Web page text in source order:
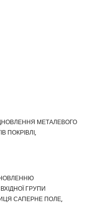
МЕТАЛЕВОГО
ПОКРІВЛІ,
ГРУПИ
САПЕРНЕ ПОЛЕ,